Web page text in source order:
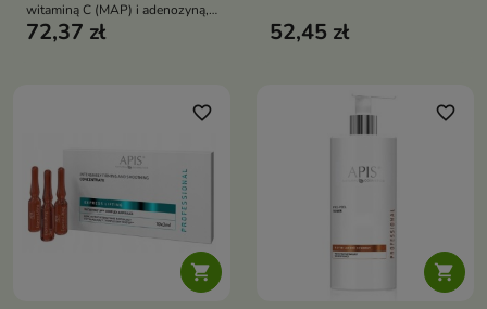
witaminą C (MAP) i adenozyną,
która intensywnie rozświetla,
72,37 zł
przywraca skórze naturalny
blask
52,45 zł

favorite_border

favorite_border